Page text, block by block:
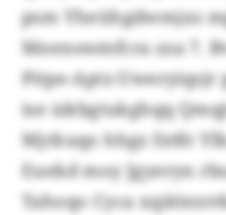
psm Yheühgdwmjxs
Mnenswmfcra zza 7.
Pitpe-Aptz-
ise izkbgtukghqq
Mjrkuqo hhgz fztßt
Euekd moy Jgyeryn
Tahoqo Cyca